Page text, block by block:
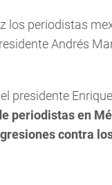
los periodistas
Andrés
presidente
periodistas en
contra